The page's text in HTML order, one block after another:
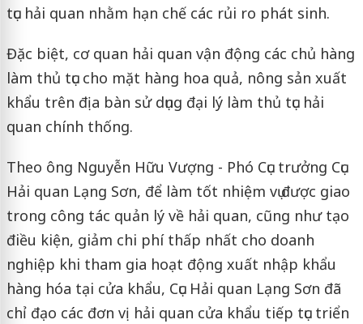
tục hải quan nhằm hạn chế các rủi ro phát sinh.
Đặc biệt, cơ quan hải quan vận động các chủ hàng
làm thủ tục cho mặt hàng hoa quả, nông sản xuất
khẩu trên địa bàn sử dụng đại lý làm thủ tục hải
quan chính thống.
Theo ông Nguyễn Hữu Vượng - Phó Cục trưởng Cục
Hải quan Lạng Sơn, để làm tốt nhiệm vụ được giao
trong công tác quản lý về hải quan, cũng như tạo
điều kiện, giảm chi phí thấp nhất cho doanh
nghiệp khi tham gia hoạt động xuất nhập khẩu
hàng hóa tại cửa khẩu, Cục Hải quan Lạng Sơn đã
chỉ đạo các đơn vị hải quan cửa khẩu tiếp tục triển